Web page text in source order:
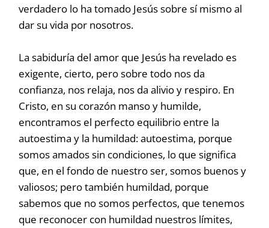
verdadero lo ha tomado Jesús sobre sí mismo al
dar su vida por nosotros.
La sabiduría del amor que Jesús ha revelado es
exigente, cierto, pero sobre todo nos da
confianza, nos relaja, nos da alivio y respiro. En
Cristo, en su corazón manso y humilde,
encontramos el perfecto equilibrio entre la
autoestima y la humildad: autoestima, porque
somos amados sin condiciones, lo que significa
que, en el fondo de nuestro ser, somos buenos y
valiosos; pero también humildad, porque
sabemos que no somos perfectos, que tenemos
que reconocer con humildad nuestros límites,